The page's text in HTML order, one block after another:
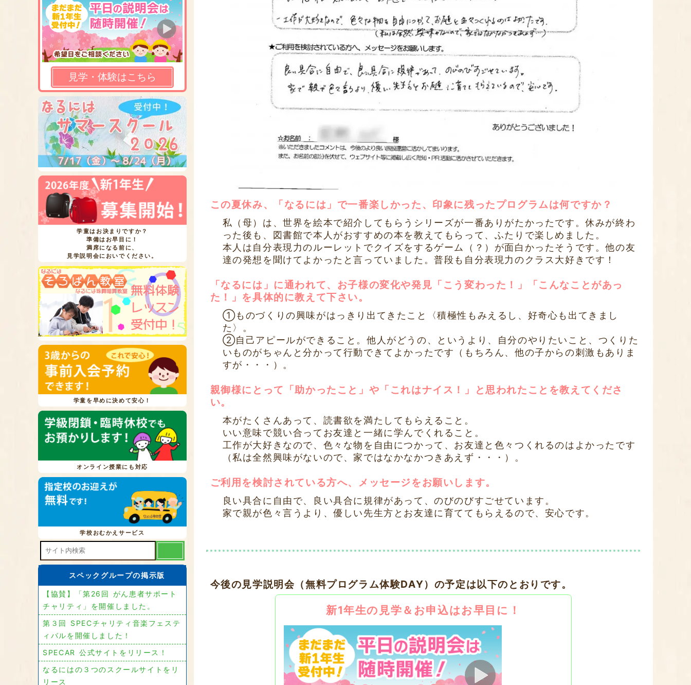
この夏休み、「なるには」で一番楽しかった、印象に残ったプログラムは何ですか？
私（母）は、世界を絵本で紹介してもらうシリーズが一番ありがたかったです。休みが終わ
った後も、図書館で本人がおすすめの本を教えてもらって、ふたりで楽しめました。
本人は自分表現力のルーレットでクイズをするゲーム（？）が面白かったそうです。他の友
達の発想を聞けてよかったと言っていました。普段も自分表現力のクラス大好きです！
「なるには」に通われて、お子様の変化や発見「こう変わった！」「こんなことがあっ
た！」を具体的に教えて下さい。
①ものづくりの興味がはっきり出てきたこと〈積極性もみえるし、好奇心も出てきまし
た〉。
②自己アピールができること。他人がどうの、というより、自分のやりたいこと、つくりた
いものがちゃんと分かって行動できてよかったです（もちろん、他の子からの刺激もありま
すが・・・）。
親御様にとって「助かったこと」や「これはナイス！」と思われたことを教えてくださ
い。
本がたくさんあって、読書欲を満たしてもらえること。
いい意味で競い合ってお友達と一緒に学んでくれること。
工作が大好きなので、色々な物を自由につかって、お友達と色々つくれるのはよかったです
（私は全然興味がないので、家ではなかなかつきあえず・・・）。
ご利用を検討されている方へ、メッセージをお願いします。
良い具合に自由で、良い具合に規律があって、のびのびすごせています。
家で親が色々言うより、優しい先生方とお友達に育ててもらえるので、安心です。
今後の見学説明会（無料プログラム体験DAY）の予定は以下のとおりです。
新1年生の見学＆お申込はお早目に！
見学・体験はこちら
学童はお決まりですか？
準備はお早目に！
満席になる前に、
見学説明会においでください。
学童を早めに決めて安心！
オンライン授業にも対応
学校おむかえサービス
スペックグループの掲示版
【協賛】「第26回 がん患者サポート
チャリティ」を開催しました。
第３回 SPECチャリティ音楽フェステ
ィバルを開催しました！
SPECAR 公式サイトをリリース！
なるにはの３つのスクールサイトをリ
リース